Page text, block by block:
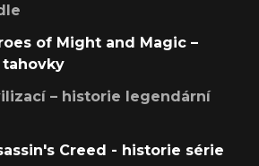
of Might and Magic –
– historie legendární
Creed - historie série